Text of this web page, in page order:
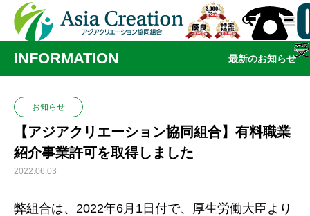

INFORMATION 最新のお知らせ
お知らせ
【アジアクリエーション協同組合】有料職業
紹介事業許可を取得しました
2022.06.03
弊組合は、2022年6月1日付で、厚生労働大臣より